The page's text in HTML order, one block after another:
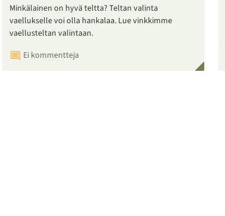
Minkälainen on hyvä teltta? Teltan valinta
vaellukselle voi olla hankalaa. Lue vinkkimme
vaellusteltan valintaan.
Ei kommentteja